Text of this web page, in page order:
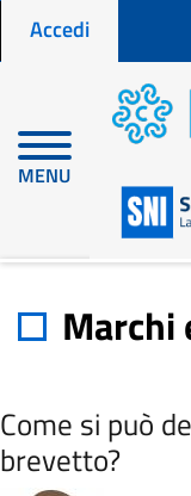
Menu profilo
Accedi
MENU
Home taxonomy
Marchi
Come si può
brevetto?